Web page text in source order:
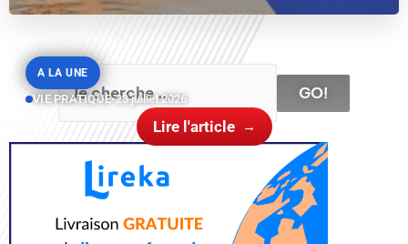
A LA UNE
VIE PRATIQUE•23 juillet 2026
Lire l'article
GO!